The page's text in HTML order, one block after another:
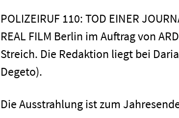
POLIZEIRUF 110: TOD EINER
REAL FILM Berlin im Auftrag von
Streich. Die Redaktion liegt bei
Degeto).
Die Ausstrahlung ist zum
Kontakt
Newsletter Datenschutz